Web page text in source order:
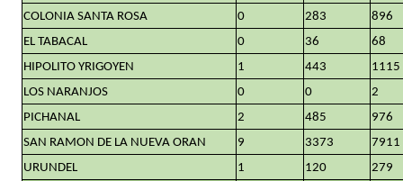
COLONIA SANTA ROSA
0 283
896
EL TABACAL
0 36
68
HIPOLITO YRIGOYEN
1 443
1115
LOS NARANJOS
0 0
2
PICHANAL
2 485
976
SAN RAMON DE LA NUEVA ORAN
9 3373
7911
URUNDEL
1 120
279